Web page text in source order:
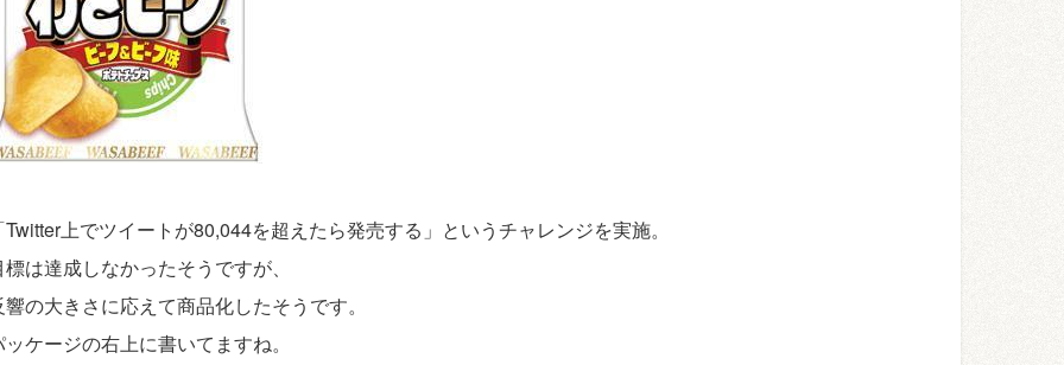
Twitter上でツイートが80,044を超えたら発売する」というチャレンジを実施。
標は達成しなかったそうですが、
響の大きさに応えて商品化したそうです。
ッケージの右上に書いてますね。